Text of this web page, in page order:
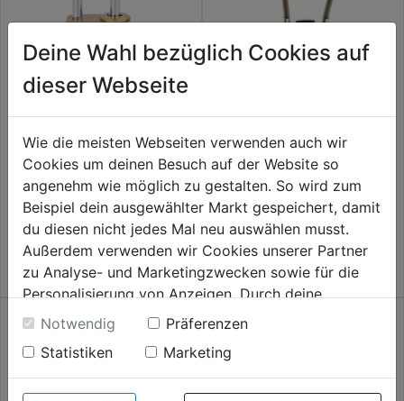
Vorhangschloss Messing
Combi Lock m. Zahlenschloss
20mm SB
0.0 (0)
0.0
von
Sternen.
12,99€
Vorhangschloss Combi Lock
73 30mm SB
0.0 (0)
0.0
von
5
Sternen.
12,99€
Deine Wahl bezüglich Cookies auf
dieser Webseite
Wie die meisten Webseiten verwenden auch wir
Cookies um deinen Besuch auf der Website so
angenehm wie möglich zu gestalten. So wird zum
Beispiel dein ausgewählter Markt gespeichert, damit
du diesen nicht jedes Mal neu auswählen musst.
Außerdem verwenden wir Cookies unserer Partner
zu Analyse- und Marketingzwecken sowie für die
Personalisierung von Anzeigen. Durch deine
Einwilligung werden die Daten von Drittanbieter,
unter anderem auch in den USA, verarbeitet.
Durch Klick auf "Alle Cookies erlauben" stimmst du
der Verwendung aller Cookies zu. Unter "Details
Notwendig
Präferenzen
Statistiken
Marketing